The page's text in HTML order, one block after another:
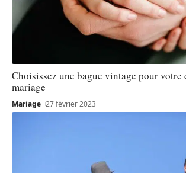
Choisissez une bague vintage pour votre
mariage
Mariage 27 février 2023